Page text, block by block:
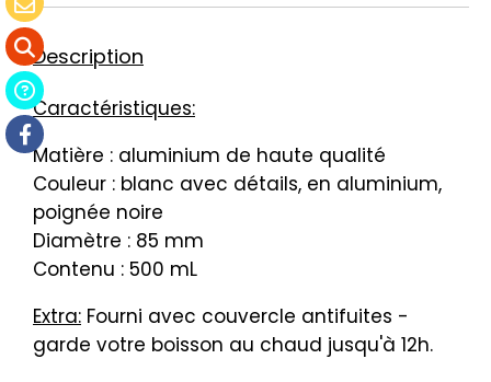
Description
Caractéristiques:
Matière : aluminium de haute qualité
Couleur : blanc avec détails, en aluminium,
poignée noire
Diamètre : 85 mm
Contenu : 500 mL
Extra: Fourni avec couvercle antifuites -
garde votre boisson au chaud jusqu'à 12h.